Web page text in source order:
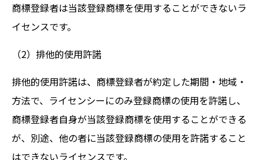
商標登録者は当該登録商標を使用することができないラ
イセンスです。
（2）排他的使用許諾
排他的使用許諾は、商標登録者が約定した期間・地域・
方法で、ライセンシーにのみ登録商標の使用を許諾し、
商標登録者自身が当該登録商標を使用することができる
が、別途、他の者に当該登録商標の使用を許諾すること
はできないライセンスです。